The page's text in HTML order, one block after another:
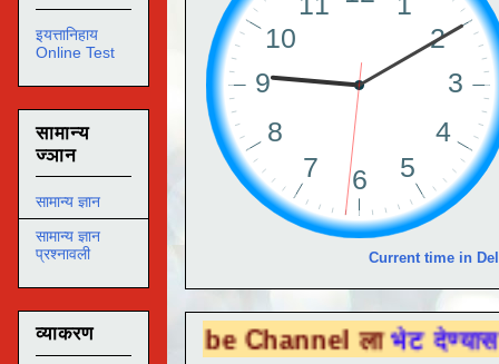
Current time in
Tube Channel ला भेट देण्यासाठी येथे
इयत्तानिहाय
Online Test
सामान्य
ज्ञान
सामान्य ज्ञान
सामान्य ज्ञान
प्रश्नावली
व्याकरण